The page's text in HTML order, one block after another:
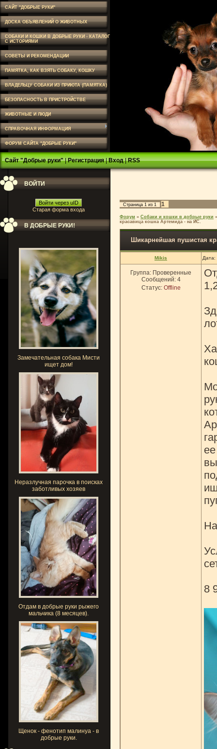
САЙТ "ДОБРЫЕ РУКИ"
ДОСКА ОБЪЯВЛЕНИЙ О ЖИВОТНЫХ
СОБАКИ И КОШКИ В ДОБРЫЕ РУКИ - КАТАЛОГ
С ИСТОРИЯМИ
СОВЕТЫ И РЕКОМЕНДАЦИИ
ПАМЯТКА, КАК ВЗЯТЬ СОБАКУ, КОШКУ
ВЛАДЕЛЬЦУ СОБАКИ ИЗ ПРИЮТА (ПАМЯТКА)
БЕЗОПАСНОСТЬ В ПРИСТРОЙСТВЕ
ЖИВОТНЫЕ И ЛЮДИ
СПРАВОЧНАЯ ИНФОРМАЦИЯ
ФОРУМ САЙТА "ДОБРЫЕ РУКИ"
Сайт "Добрые руки"|Регистрация|Вход|RSS
ВОЙТИ
Войти через uID
Старая форма входа
В ДОБРЫЕ РУКИ!
Замечательная собака Мисти
ищет дом!
Неразлучная парочка в поисках
заботливых хозяев
Отдам в добрые руки рыжего
мальчика (8 месяцев).
Щенок - фенотип малинуа - в
добрые руки.
Страница 1 из 1 1
Форум » Собаки и кошки в добрые руки »
красавица кошка Артемида - на ИС.
Шикарнейшая пушистая
Mikis
Группа: Проверенные
Сообщений: 4
Статус: Offline
8